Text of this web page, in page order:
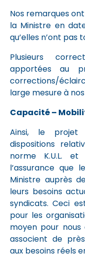
Nos remarques
la Ministre en
qu’elles n’ont pas
Plusieurs
apportées au
corrections/
large mesure à
Capacité –
Ainsi, le projet
dispositions
norme K.U.L.
l’assurance que
Ministre auprès
leurs besoins
syndicats. Ceci
pour les
moyen pour
associent de
aux besoins réels